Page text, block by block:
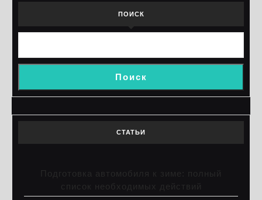
ПОИСК
Поиск
СТАТЬИ
Подготовка автомобиля к зиме: полный
список необходимых действий